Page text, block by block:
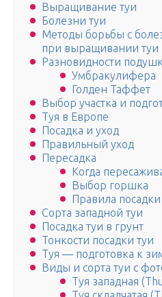
Выращивание туи
Болезни туи
Методы борьбы с
при выращивании туи
Разновидности
Умбракулифера
Голден Таффет
Выбор участка и
Туя в Европе
Посадка и уход
Правильный уход
Пересадка
Когда
Выбор горшка
Правила посадки
Сорта западной туи
Посадка туи в грунт
Тонкости посадки туи
Туя — подготовка к
Виды и сорта туи с
Туя западная